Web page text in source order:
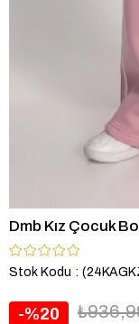
Dmb Kız Çocuk
Stok Kodu
20